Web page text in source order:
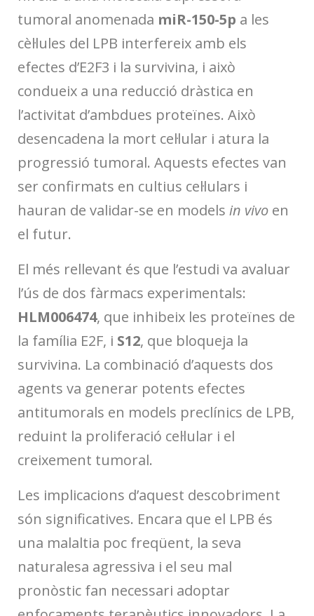
tumoral anomenada miR-150-5p a les
cèl·lules del LPB interfereix amb els
efectes d’E2F3 i la survivina, i això
condueix a una reducció dràstica en
l’activitat d’ambdues proteïnes. Això
desencadena la mort cel·lular i atura la
progressió tumoral. Aquests efectes van
ser confirmats en cultius cel·lulars i
hauran de validar-se en models in vivo en
el futur.
El més rellevant és que l’estudi va avaluar
l’ús de dos fàrmacs experimentals:
HLM006474, que inhibeix les proteïnes de
la família E2F, i S12, que bloqueja la
survivina. La combinació d’aquests dos
agents va generar potents efectes
antitumorals en models preclínics de LPB,
reduint la proliferació cel·lular i el
creixement tumoral.
Les implicacions d’aquest descobriment
són significatives. Encara que el LPB és
una malaltia poc freqüent, la seva
naturalesa agressiva i el seu mal
pronòstic fan necessari adoptar